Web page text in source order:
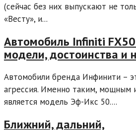
(сейчас без них выпускают не
«Весту», и...
Автомобиль Infiniti
модели, достоинства и
Автомобили бренда Инфинити –
агрессия. Именно таким, мощным
является модель Эф-Икс 50....
Ближний, дальний,